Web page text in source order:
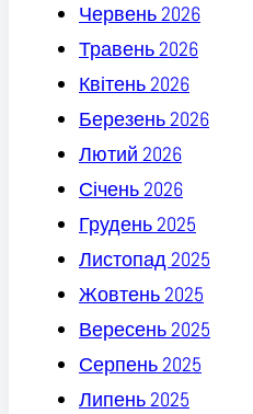
Червень 2026
Травень 2026
Квітень 2026
Березень 2026
Лютий 2026
Січень 2026
Грудень 2025
Листопад 2025
Жовтень 2025
Вересень 2025
Серпень 2025
Липень 2025